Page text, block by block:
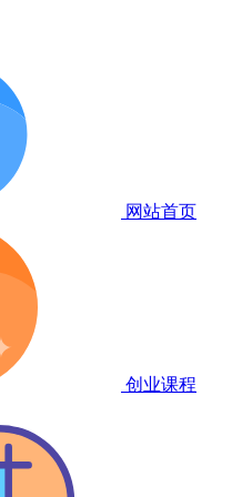
网站首页
创业课程